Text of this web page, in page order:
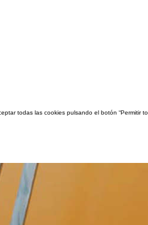
todas las cookies pulsando el botón “Permitir